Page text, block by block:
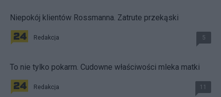
Niepokój klientów Rossmanna. Zatrute przekąski
Redakcja 5
To nie tylko pokarm. Cudowne właściwości mleka matki
Redakcja 11